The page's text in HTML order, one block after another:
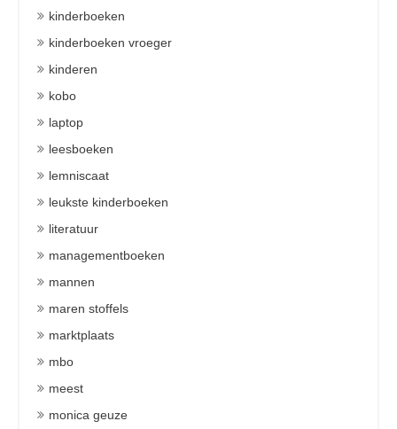
kinderboeken
kinderboeken vroeger
kinderen
kobo
laptop
leesboeken
lemniscaat
leukste kinderboeken
literatuur
managementboeken
mannen
maren stoffels
marktplaats
mbo
meest
monica geuze